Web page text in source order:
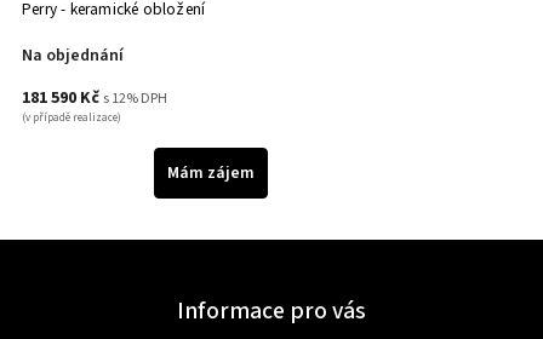
Perry - keramické obložení
Na objednání
181 590 Kč s 12% DPH
(v případě realizace)
Mám zájem
Informace pro vás